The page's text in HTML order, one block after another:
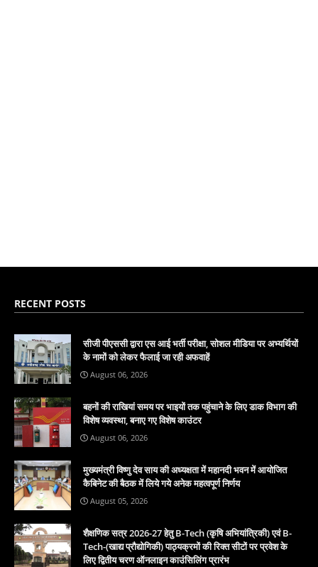
RECENT POSTS
सीजी पीएससी द्वारा एस आई भर्ती परीक्षा, सोशल मीडिया पर अभ्यर्थियों
के नामों को लेकर फैलाई जा रही अफवाहें
August 06, 2026
बहनों की राखियां समय पर भाइयों तक पहुंचाने के लिए डाक विभाग की
विशेष व्यवस्था, बनाए गए विशेष काउंटर
August 06, 2026
मुख्यमंत्री विष्णु देव साय की अध्यक्षता में महानदी भवन में आयोजित
कैबिनेट की बैठक में लिये गये अनेक महत्वपूर्ण निर्णय
August 05, 2026
शैक्षणिक सत्र 2026-27 हेतु B-Tech (कृषि अभियांत्रिकी) एवं B-
Tech-(खाद्य प्रौद्योगिकी) पाठ्यक्रमों की रिक्त सीटों पर प्रवेश के
लिए द्वितीय चरण ऑनलाइन काउंसिलिंग प्रारंभ